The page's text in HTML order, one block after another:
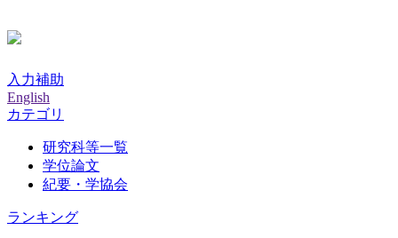
入力補助
English
カテゴリ
研究科等一覧
学位論文
紀要・学協会
ランキング